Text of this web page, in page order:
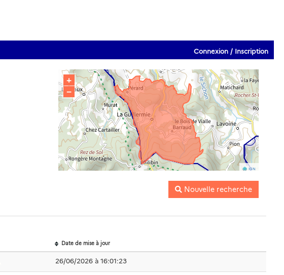
Connexion / Inscription
+
−
IGN
Nouvelle recherche
Date de mise à jour
26/06/2026 à 16:01:23